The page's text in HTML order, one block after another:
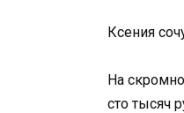
Ксения
На
сто тысяч